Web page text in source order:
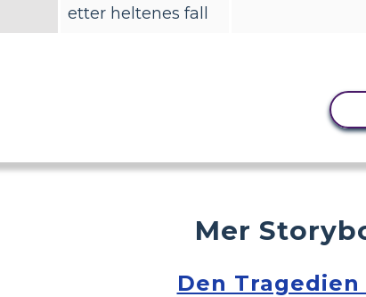
etter heltenes fall
Mer
Den